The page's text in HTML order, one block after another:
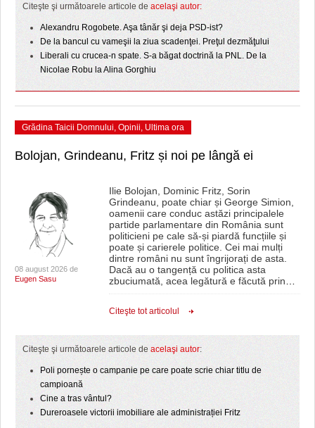
Citeşte şi următoarele articole de acelaşi autor:
Alexandru Rogobete. Aşa tânăr şi deja PSD-ist?
De la bancul cu vameşii la ziua scadenţei. Preţul dezmăţului
Liberali cu crucea-n spate. S-a băgat doctrină la PNL. De la
Nicolae Robu la Alina Gorghiu
Grădina Taicii Domnului, Opinii, Ultima ora
Bolojan, Grindeanu, Fritz și noi pe lângă ei
08 august 2026 de
Eugen Sasu
Ilie Bolojan, Dominic Fritz, Sorin
Grindeanu, poate chiar și George Simion,
oamenii care conduc astăzi principalele
partide parlamentare din România sunt
politicieni pe cale să-și piardă funcțiile și
poate și carierele politice. Cei mai mulți
dintre români nu sunt îngrijorați de asta.
Dacă au o tangență cu politica asta
zbuciumată, acea legătură e făcută prin
Citeşte tot articolul
Citeşte şi următoarele articole de acelaşi autor:
Poli pornește o campanie pe care poate scrie chiar titlu de
campioană
Cine a tras vântul?
Dureroasele victorii imobiliare ale administrației Fritz